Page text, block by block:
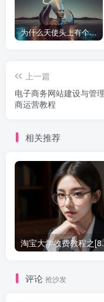
为什么天使头上有个圈？
上一篇
电子商务网站建设与管
商运营教程
相关推荐
评论 抢沙发